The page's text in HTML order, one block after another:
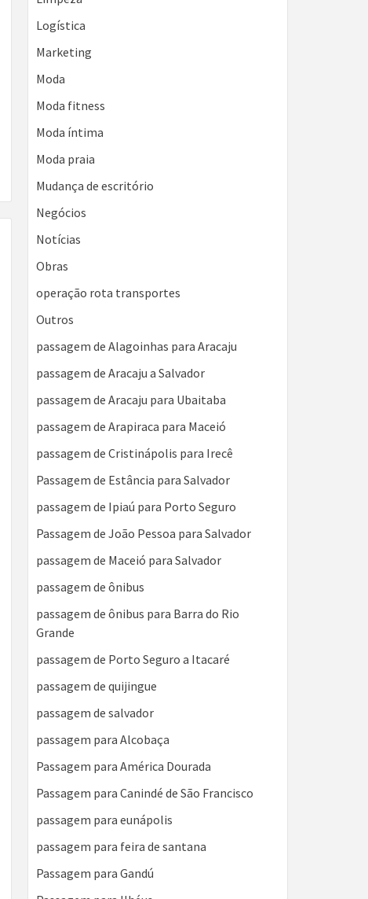
Logística
Marketing
Moda
Moda fitness
Moda íntima
Moda praia
Mudança de escritório
Negócios
Notícias
Obras
operação rota transportes
Outros
passagem de Alagoinhas para Aracaju
passagem de Aracaju a Salvador
passagem de Aracaju para Ubaitaba
passagem de Arapiraca para Maceió
passagem de Cristinápolis para Irecê
Passagem de Estância para Salvador
passagem de Ipiaú para Porto Seguro
Passagem de João Pessoa para Salvador
passagem de Maceió para Salvador
passagem de ônibus
passagem de ônibus para Barra do Rio
Grande
passagem de Porto Seguro a Itacaré
passagem de quijingue
passagem de salvador
passagem para Alcobaça
Passagem para América Dourada
Passagem para Canindé de São Francisco
passagem para eunápolis
passagem para feira de santana
Passagem para Gandú